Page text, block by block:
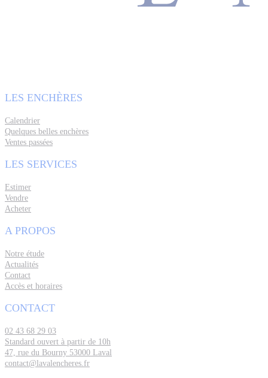
LES ENCHÈRES
Calendrier
Quelques belles enchères
Ventes passées
LES SERVICES
Estimer
Vendre
Acheter
A PROPOS
Notre étude
Actualités
Contact
Accès et horaires
CONTACT
02 43 68 29 03
Standard ouvert à partir de 10h
47, rue du Bourny 53000 Laval
contact@lavalencheres.fr